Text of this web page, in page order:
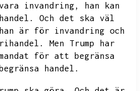
invandring,
han kan
Och det ska väl
han är för invandring och
Men Trump har
för att begränsa
begränsa handel.